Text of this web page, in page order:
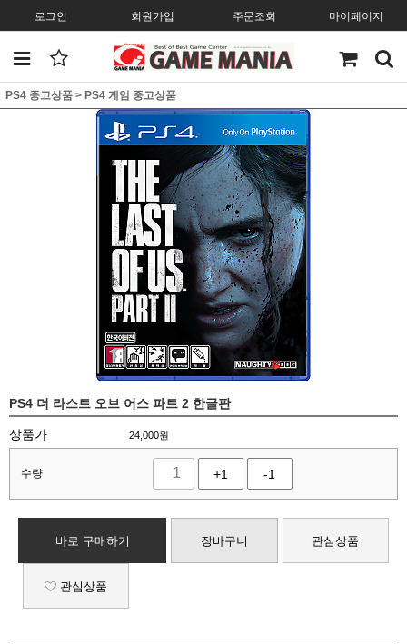
로그인 회원가입 주문조회 마이페이지
PS4 중고상품 > PS4 게임 중고상품
PS4 더 라스트 오브 어스 파트 2 한글판
상품가 24,000원
수량 +1 -1
바로 구매하기 장바구니 관심상품
관심상품